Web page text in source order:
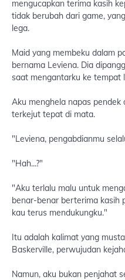
mengucapkan terima kasih
tidak berubah dari game,
lega.
Maid yang membeku dalam
bernama Leviena. Dia
saat mengantarku ke tempat
Aku menghela napas
terkejut tepat di mata.
"Leviena, pengabdianmu
"Hah...?"
"Aku terlalu malu untuk
benar-benar berterima kasih
kau terus mendukungku."
Itu adalah kalimat yang
Baskerville, perwujudan
Namun, aku bukan penjahat